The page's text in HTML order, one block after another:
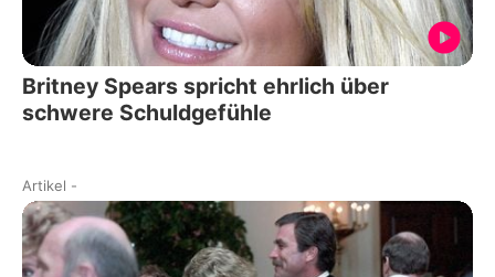
Britney Spears spricht ehrlich über
schwere Schuldgefühle
Artikel -